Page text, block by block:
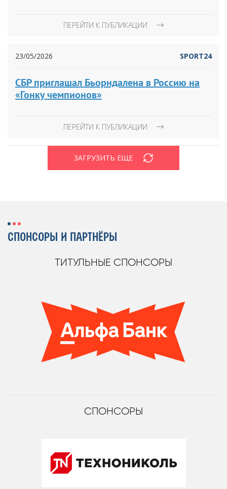
ПЕРЕЙТИ К ПУБЛИКАЦИИ
23/05/2026 SPORT24
СБР приглашал Бьорндалена в Россию на
«Гонку чемпионов»
ПЕРЕЙТИ К ПУБЛИКАЦИИ
ЗАГРУЗИТЬ ЕЩЕ
СПОНСОРЫ И ПАРТНЁРЫ
ТИТУЛЬНЫЕ СПОНСОРЫ
СПОНСОРЫ